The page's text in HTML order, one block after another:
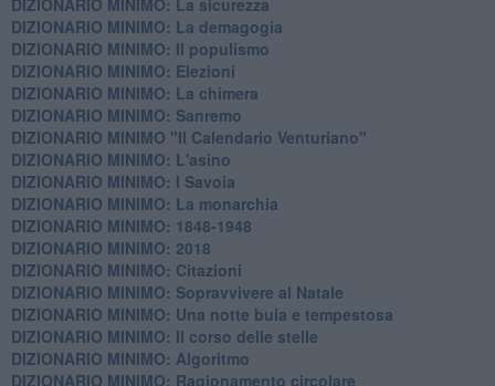
DIZIONARIO MINIMO: La demagogia
DIZIONARIO MINIMO: Il populismo
DIZIONARIO MINIMO: Elezioni
DIZIONARIO MINIMO: La chimera
DIZIONARIO MINIMO: Sanremo
DIZIONARIO MINIMO "Il Calendario Venturiano"
DIZIONARIO MINIMO: L'asino
DIZIONARIO MINIMO: I Savoia
DIZIONARIO MINIMO: La monarchia
DIZIONARIO MINIMO: 1848-1948
DIZIONARIO MINIMO: 2018
DIZIONARIO MINIMO: Citazioni
DIZIONARIO MINIMO: ​Sopravvivere al Natale
DIZIONARIO MINIMO: ​Una notte buia e tempestosa
DIZIONARIO MINIMO: Il corso delle stelle
DIZIONARIO MINIMO: Algoritmo
DIZIONARIO MINIMO: Ragionamento circolare